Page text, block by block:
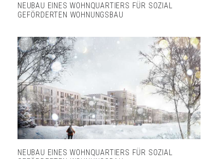
NEUBAU EINES WOHNQUARTIERS FÜR SOZIAL
GEFÖRDERTEN WOHNUNGSBAU
NEUBAU EINES WOHNQUARTIERS FÜR SOZIAL